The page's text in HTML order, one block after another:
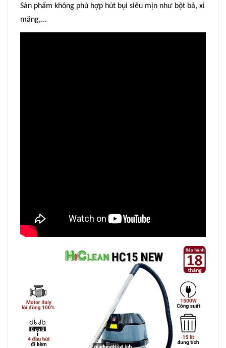
Sản phẩm không phù hợp hút bụi siêu mịn như bột bả, xi
măng,...